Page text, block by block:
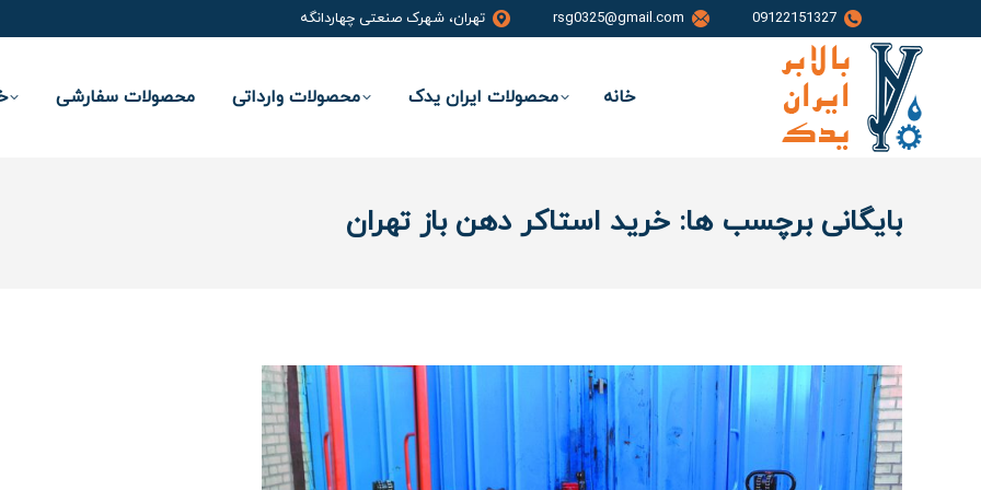
09122151327
rsg0325@gmail.com تهران، شهرک صنعتی چهاردانگه
خانه محصولات ایران یدک محصولات وارداتی محصولات سفارشی
بایگانی برچسب ها: خرید استاکر دهن باز تهران